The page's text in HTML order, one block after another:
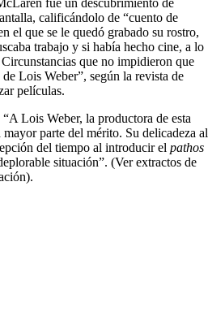
fue un descubrimiento de
calificándolo de “cuento de
el que se le quedó grabado su rostro,
trabajo y si había hecho cine, a lo
que no impidieron que
Lois Weber”, según la revista de
películas.
Lois Weber, la productora de esta
parte del mérito. Su delicadeza al
del tiempo al introducir elpathos
situación”. (Ver extractos de